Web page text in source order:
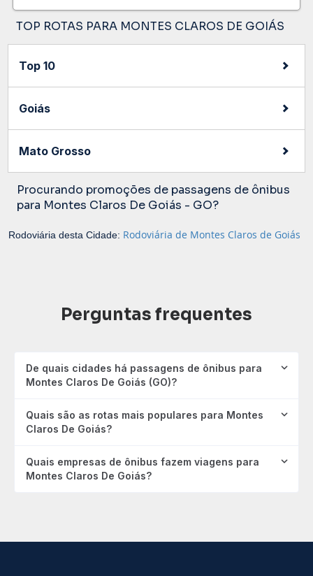
TOP ROTAS PARA MONTES CLAROS DE GOIÁS
Top 10
Goiás
Mato Grosso
Procurando promoções de passagens de ônibus
para Montes Claros De Goiás - GO?
Rodoviária desta Cidade: Rodoviária de Montes Claros de Goiás
Perguntas frequentes
De quais cidades há passagens de ônibus para
Montes Claros De Goiás (GO)?
Quais são as rotas mais populares para Montes
Claros De Goiás?
Quais empresas de ônibus fazem viagens para
Montes Claros De Goiás?